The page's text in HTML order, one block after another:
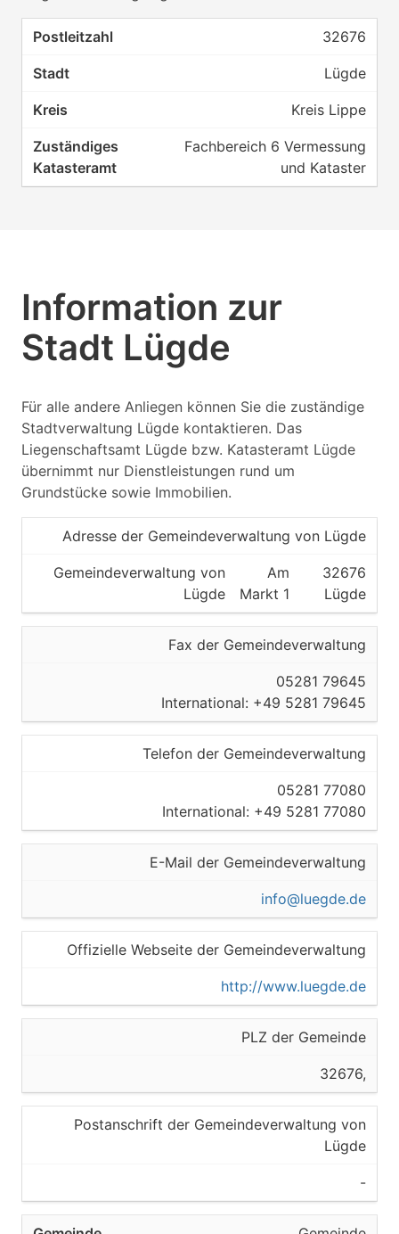
32676
Lügde
Kreis Lippe
Fachbereich 6 Vermessung
und Kataster
Information zur
Stadt Lügde
Für alle andere Anliegen können Sie die zuständige
Stadtverwaltung Lügde kontaktieren. Das
Liegenschaftsamt Lügde bzw. Katasteramt Lügde
übernimmt nur Dienstleistungen rund um
Grundstücke sowie Immobilien.
Adresse der Gemeindeverwaltung von Lügde
Gemeindeverwaltung von
Lügde
Am
Markt 1
32676
Lügde
Fax der Gemeindeverwaltung
05281 79645
International: +49 5281 79645
Telefon der Gemeindeverwaltung
05281 77080
International: +49 5281 77080
E-Mail der Gemeindeverwaltung
info@luegde.de
Offizielle Webseite der Gemeindeverwaltung
http://www.luegde.de
PLZ der Gemeinde
32676,
Postanschrift der Gemeindeverwaltung von
Lügde
-